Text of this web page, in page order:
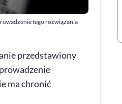
tego rozwiązania
przedstawiony
ma chronić